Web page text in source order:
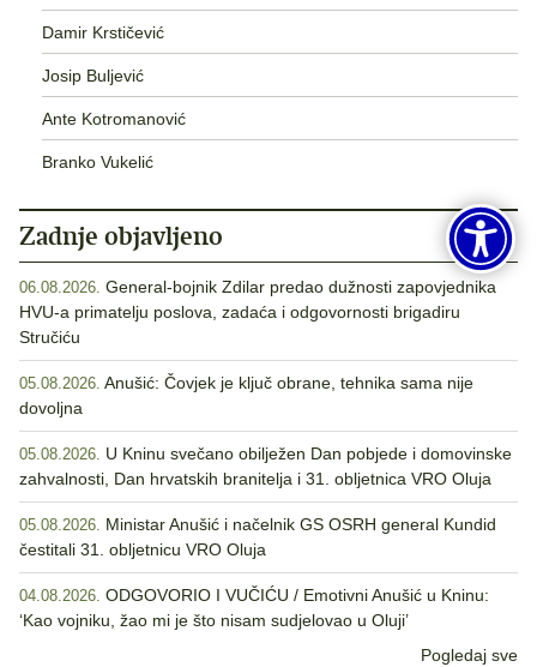
Damir Krstičević
Josip Buljević
Ante Kotromanović
Branko Vukelić
Zadnje objavljeno
06.08.2026. General-bojnik Zdilar predao dužnosti zapovjednika
HVU-a primatelju poslova, zadaća i odgovornosti brigadiru
Stručiću
05.08.2026. Anušić: Čovjek je ključ obrane, tehnika sama nije
dovoljna
05.08.2026. U Kninu svečano obilježen Dan pobjede i domovinske
zahvalnosti, Dan hrvatskih branitelja i 31. obljetnica VRO Oluja
05.08.2026. Ministar Anušić i načelnik GS OSRH general Kundid
čestitali 31. obljetnicu VRO Oluja
04.08.2026. ODGOVORIO I VUČIĆU / Emotivni Anušić u Kninu:
‘Kao vojniku, žao mi je što nisam sudjelovao u Oluji’
Pogledaj sve